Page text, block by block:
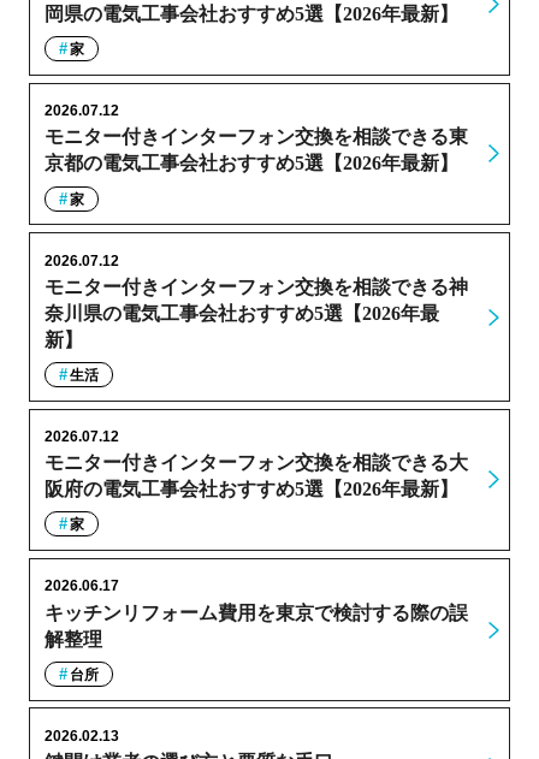
岡県の電気工事会社おすすめ5選【2026年最新】
家
モニター付きインターフォン交換を相談できる東
京都の電気工事会社おすすめ5選【2026年最新】
2026.07.12
家
モニター付きインターフォン交換を相談できる神
奈川県の電気工事会社おすすめ5選【2026年最
新】
2026.07.12
生活
モニター付きインターフォン交換を相談できる大
阪府の電気工事会社おすすめ5選【2026年最新】
2026.07.12
家
キッチンリフォーム費用を東京で検討する際の誤
解整理
2026.06.17
台所
2026.02.13